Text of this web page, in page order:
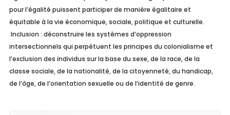
pour l’égalité puissent participer de manière égalitaire et
équitable à la vie économique, sociale, politique et culturelle.
Inclusion : déconstruire les systèmes d’oppression
intersectionnels qui perpétuent les principes du colonialisme et
l’exclusion des individus sur la base du sexe, de la race, de la
classe sociale, de la nationalité, de la citoyenneté, du handicap,
de l’âge, de l’orientation sexuelle ou de l’identité de genre.